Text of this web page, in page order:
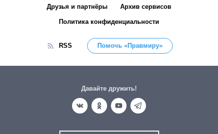
Друзья и партнёры Архив сервисов
Политика конфиденциальности
RSS Помочь «Правмиру»
Давайте дружить!